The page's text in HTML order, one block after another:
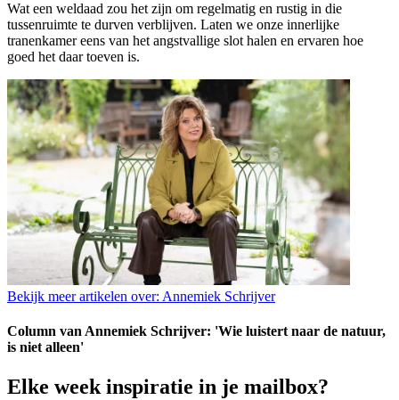
Wat een weldaad zou het zijn om regelmatig en rustig in die
tussenruimte te durven verblijven. Laten we onze innerlijke
tranenkamer eens van het angstvallige slot halen en ervaren hoe
goed het daar toeven is.
Bekijk meer artikelen over: Annemiek Schrijver
Column van Annemiek Schrijver: 'Wie luistert naar de natuur,
is niet alleen'
Elke week inspiratie in je mailbox?